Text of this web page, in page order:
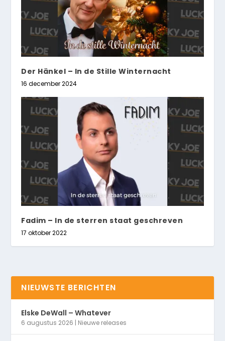
Der Hänkel – In de Stille Winternacht
16 december 2024
Fadim – In de sterren staat geschreven
17 oktober 2022
NIEUWSTE BERICHTEN
Elske DeWall – Whatever
6 augustus 2026 | Nieuwe releases